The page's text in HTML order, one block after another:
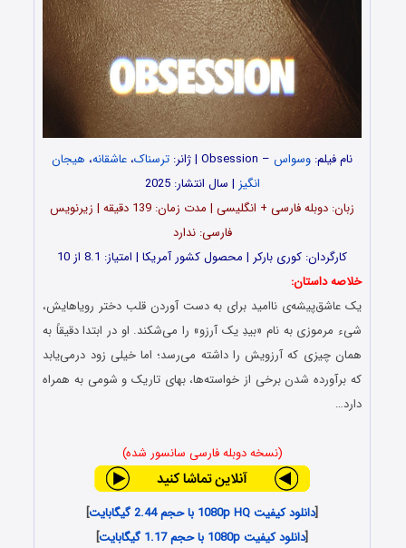
نام فیلم: وسواس – Obsession | ژانر: ترسناک، عاشقانه، هیجان
انگیز | سال انتشار: 2025
زبان: دوبله فارسی + انگلیسی | مدت زمان: 139 دقیقه | زیرنویس
فارسی: ندارد
کارگردان: کوری بارکر | محصول کشور آمریکا | امتیاز: 8.1 از 10
خلاصه داستان:
یک عاشق‌پیشه‌ی ناامید برای به دست آوردن قلب دختر رویاهایش،
شیء مرموزی به نام «بیدِ یک آرزو» را می‌شکند. او در ابتدا دقیقاً به
همان چیزی که آرزویش را داشته می‌رسد؛ اما خیلی زود درمی‌یابد
که برآورده شدن برخی از خواسته‌ها، بهای تاریک و شومی به همراه
دارد…
(نسخه دوبله فارسی سانسور شده)
[دانلود کیفیت 1080p HQ با حجم 2.44 گیگابایت
]
[دانلود کیفیت 1080p با حجم 1.17 گیگابایت
]